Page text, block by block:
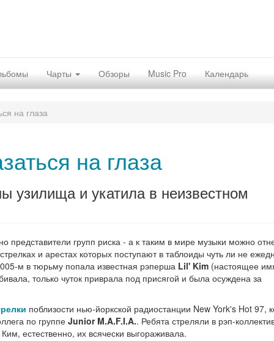
Чарты Обзоры Music Pro Календарь
на глаза
на глаза
узилища и укатила в неизвестном
представители групп риска - а к таким в мире музыки можно
и арестах которых поступают в таблоиды чуть ли не
м в тюрьму попала известная рэперша Lil' Kim (настоящее
только чуток приврала под присягой и была осуждена за
поблизости нью-йоркской радиостанции New York's Hot 97,
по группе Junior M.A.F.I.A.. Ребята стреляли в рэп-
естественно, их всячески выгораживала.